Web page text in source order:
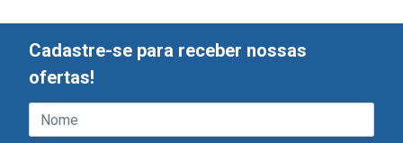
Cadastre-se para receber nossas
ofertas!